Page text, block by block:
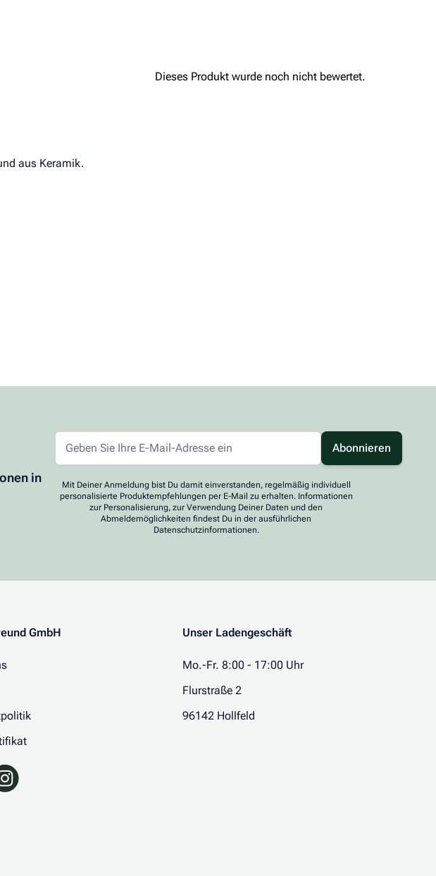
aus Keramik.
in
Abonnieren
Mit Deiner Anmeldung bist Du damit einverstanden, regelmäßig individuell
personalisierte Produktempfehlungen per E-Mail zu erhalten. Informationen
zur Personalisierung, zur Verwendung Deiner Daten und den
Abmeldemöglichkeiten findest Du in der ausführlichen
Datenschutzinformationen.
GmbH Unser Ladengeschäft
Mo.-Fr. 8:00 - 17:00 Uhr
Flurstraße 2
96142 Hollfeld